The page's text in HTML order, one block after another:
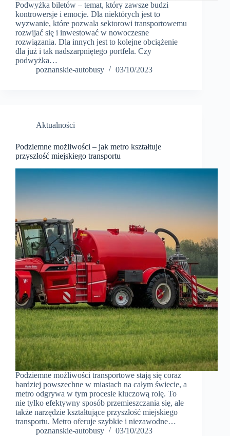
Podwyżka biletów – temat, który zawsze budzi
kontrowersje i emocje. Dla niektórych jest to
wyzwanie, które pozwala sektorowi transportowemu
rozwijać się i inwestować w nowoczesne
rozwiązania. Dla innych jest to kolejne obciążenie
dla już i tak nadszarpniętego portfela. Czy
podwyżka…
poznanskie-autobusy
03/10/2023
Aktualności
Podziemne możliwości – jak metro kształtuje
przyszłość miejskiego transportu
Podziemne możliwości transportowe stają się coraz
bardziej powszechne w miastach na całym świecie, a
metro odgrywa w tym procesie kluczową rolę. To
nie tylko efektywny sposób przemieszczania się, ale
także narzędzie kształtujące przyszłość miejskiego
transportu. Metro oferuje szybkie i niezawodne…
poznanskie-autobusy
03/10/2023